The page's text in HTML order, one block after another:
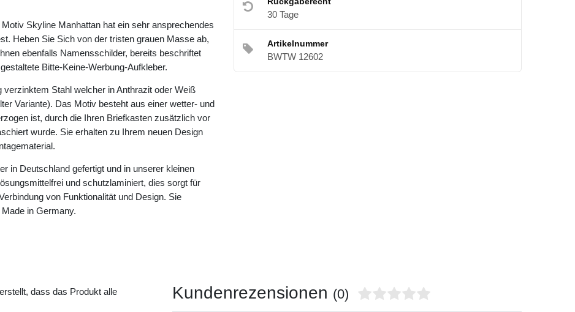
Skyline Manhattan hat ein sehr ansprechendes
Heben Sie Sich von der tristen grauen Masse ab,
ebenfalls Namensschilder, bereits beschriftet
Bitte-Keine-Werbung-Aufkleber.
Stahl welcher in Anthrazit oder Weiß
Variante). Das Motiv besteht aus einer wetter- und
ist, durch die Ihren Briefkasten zusätzlich vor
wurde. Sie erhalten zu Ihrem neuen Design
in Deutschland gefertigt und in unserer kleinen
und schutzlaminiert, dies sorgt für
von Funktionalität und Design. Sie
in Germany.
30 Tage
Artikelnummer
BWTW 12602
dass das Produkt alle
Kundenrezensionen (0)